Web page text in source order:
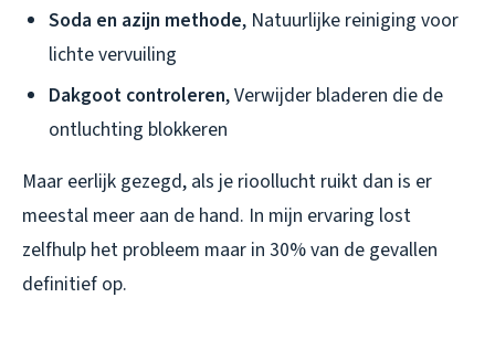
Soda en azijn methode, Natuurlijke reiniging voor
lichte vervuiling
Dakgoot controleren, Verwijder bladeren die de
ontluchting blokkeren
Maar eerlijk gezegd, als je rioollucht ruikt dan is er
meestal meer aan de hand. In mijn ervaring lost
zelfhulp het probleem maar in 30% van de gevallen
definitief op.